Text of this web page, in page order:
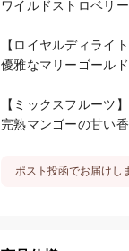
ワイルドストロベリ
【ロイヤルディライト
優雅なマリーゴール
【ミックスフルーツ】
完熟マンゴーの甘い
ポスト投函でお届けし